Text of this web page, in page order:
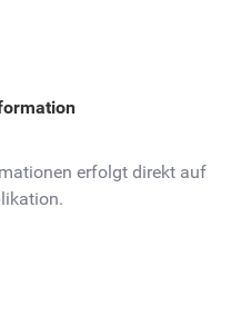
erfolgt direkt auf